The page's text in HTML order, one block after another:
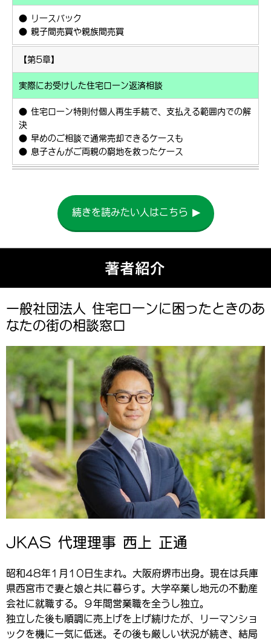
● リースバック
● 親子間売買や親族間売買
【第5章】
実際にお受けした住宅ローン返済相談
● 住宅ローン特則付個人再生手続で、支払える範囲内での解
決
● 早めのご相談で通常売却できるケースも
● 息子さんがご両親の窮地を救ったケース
続きを読みたい人はこちら ▶︎
一般社団法人 住宅ローンに困ったときのあ
なたの街の相談窓口
JKAS 代理理事 西上 正通
昭和48年1月10日生まれ。大阪府堺市出身。現在は兵庫
県西宮市で妻と娘と共に暮らす。大学卒業し地元の不動産
会社に就職する。９年間営業職を全うし独立。
独立した後も順調に売上げを上げ続けたが、リーマンショ
ックを機に一気に低迷。その後も厳しい状況が続き、結局